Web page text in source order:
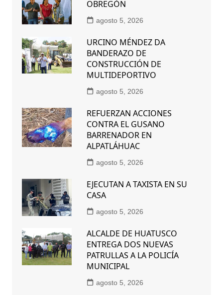
OBREGÓN
agosto 5, 2026
URCINO MÉNDEZ DA
BANDERAZO DE
CONSTRUCCIÓN DE
MULTIDEPORTIVO
agosto 5, 2026
REFUERZAN ACCIONES
CONTRA EL GUSANO
BARRENADOR EN
ALPATLÁHUAC
agosto 5, 2026
EJECUTAN A TAXISTA EN SU
CASA
agosto 5, 2026
ALCALDE DE HUATUSCO
ENTREGA DOS NUEVAS
PATRULLAS A LA POLICÍA
MUNICIPAL
agosto 5, 2026